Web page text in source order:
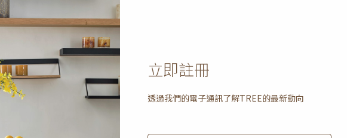
立即註冊
透過我們的電子通訊了解TREE的最新動向